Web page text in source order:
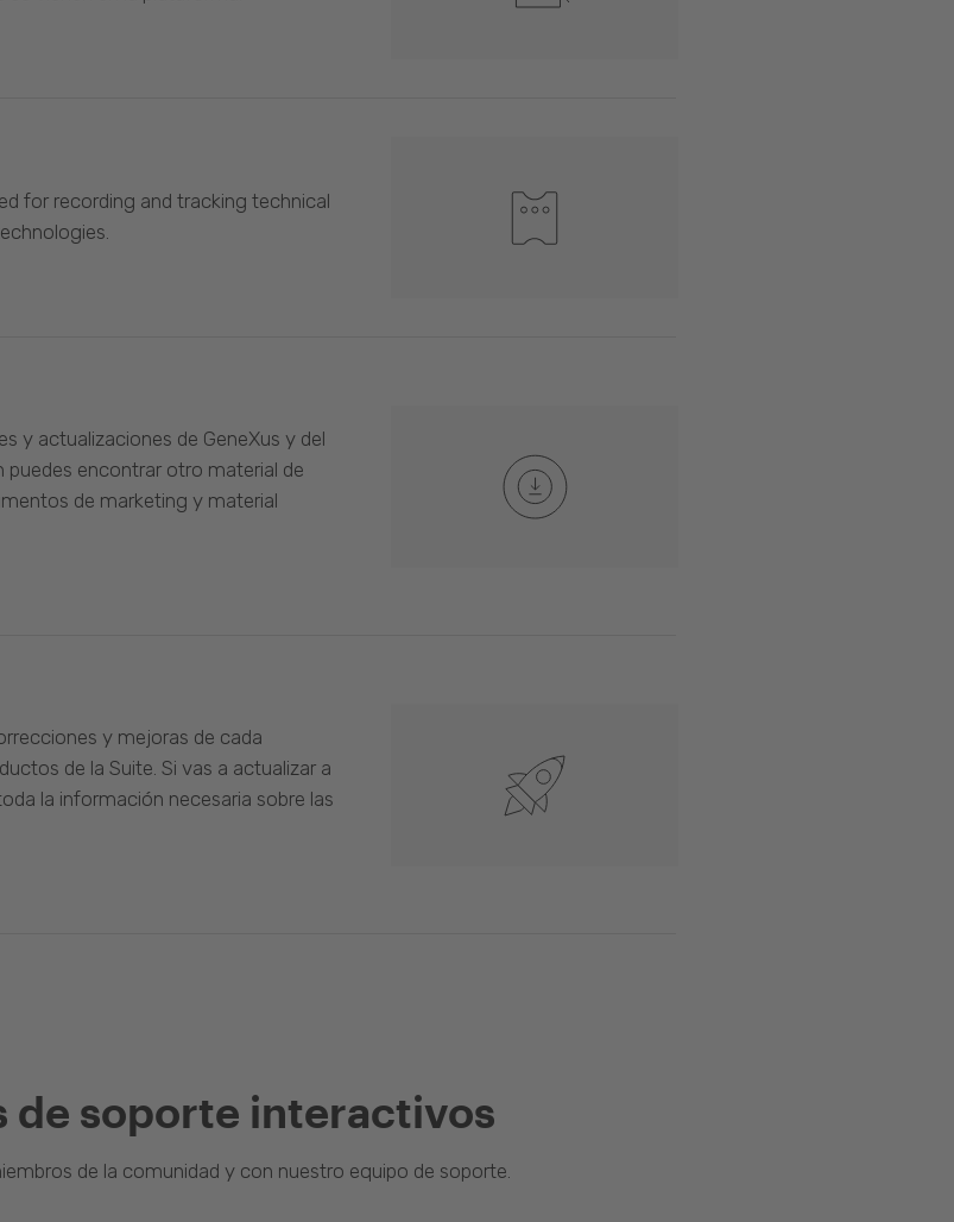
for recording and tracking technical
y actualizaciones de GeneXus y del
puedes encontrar otro material de
de marketing y material
y mejoras de cada
de la Suite. Si vas a actualizar a
la información necesaria sobre las
de soporte interactivos
de la comunidad y con nuestro equipo de soporte.